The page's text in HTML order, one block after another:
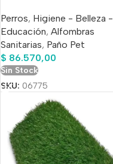
Perros, Higiene - Belleza -
Educación, Alfombras
Sanitarias, Paño Pet
$ 86.570,00
Sin Stock
SKU: 06775